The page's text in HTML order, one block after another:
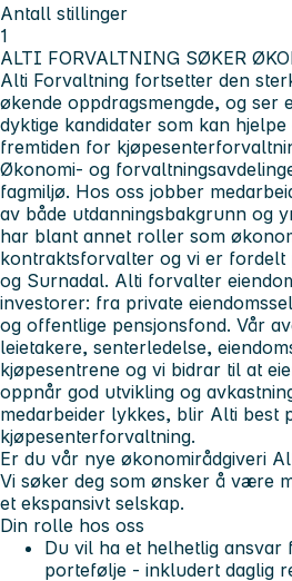
Antall stillinger
1
ALTI FORVALTNING SØKER
Alti Forvaltning fortsetter den
økende oppdragsmengde, og ser
dyktige kandidater som kan
fremtiden for
Økonomi- og
fagmiljø. Hos oss jobber
av både utdanningsbakgrunn og
har blant annet roller som
kontraktsforvalter og vi er fordelt
og Surnadal. Alti forvalter
investorer: fra private
og offentlige pensjonsfond. Vår
leietakere, senterledelse,
kjøpesentrene og vi bidrar til at
oppnår god utvikling og
medarbeider lykkes, blir Alti best
kjøpesenterforvaltning.
Er du vår nye økonomirådgiveri
Vi søker deg som ønsker å være
et ekspansivt selskap.
Din rolle hos oss
Du vil ha et helhetlig ansvar
portefølje - inkludert daglig